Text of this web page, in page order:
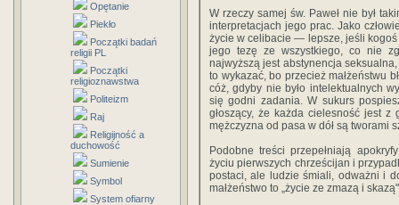
Opętanie
Piekło
Początki badań
religii PL
Początki
religioznawstwa
Politeizm
Raj
Religijność a
duchowość
Sumienie
Symbol
System ofiarny
W rzeczy samej św. Paweł nie był
interpretacjach jego prac. Jako
życie w celibacie — lepsze, jeśli kogoś
jego tezę ze wszystkiego, co nie
najwyższą jest abstynencja
to wykazać, bo przecież małżeństwu
cóż, gdyby nie było intelektualnych
się godni zadania. W sukurs
głoszący, że każda cielesność jest z
mężczyzna od pasa w dół są tworami
Podobne treści przepełniają
życiu pierwszych chrześcijan i
postaci, ale ludzie śmiali, odważni i
małżeństwo to „życie ze zmazą i